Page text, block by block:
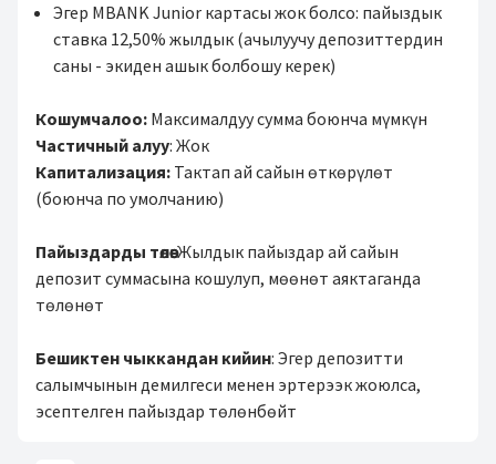
Эгер MBANK Junior картасы жок болсо: пайыздык
ставка 12,50% жылдык (ачылуучу депозиттердин
саны - экиден ашык болбошу керек)
Кошумчалоо: Максималдуу сумма боюнча мүмкүн
Частичный алуу: Жок
Капитализация: Тактап ай сайын өткөрүлөт
(боюнча по умолчанию)
Пайыздарды төлөө:Жылдык пайыздар ай сайын
депозит суммасына кошулуп, мөөнөт аяктаганда
төлөнөт
Бешиктен чыккандан кийин: Эгер депозитти
салымчынын демилгеси менен эртерээк жоюлса,
эсептелген пайыздар төлөнбөйт